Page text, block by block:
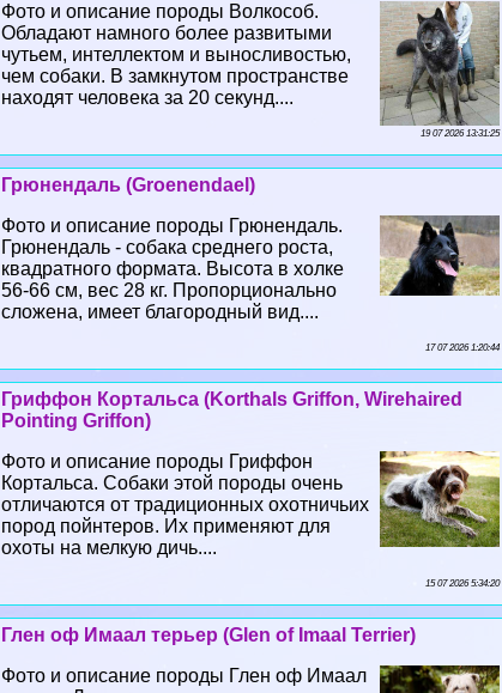
Фото и описание породы Волкособ.
Обладают намного более развитыми
чутьем, интеллектом и выносливостью,
чем собаки. В замкнутом прострaнcтве
находят человека за 20 секунд....
19 07 2026 13:31:25
Грюнендаль (Groenendael)
Фото и описание породы Грюнендаль.
Грюнендаль - собака среднего роста,
квадратного формата. Высота в холке
56-66 см, вес 28 кг. Пропорционально
сложена, имеет благородный вид....
17 07 2026 1:20:44
Гриффон Кортальса (Korthals Griffon, Wirehaired
Pointing Griffon)
Фото и описание породы Гриффон
Кортальса. Собаки этой породы очень
отличаются от традиционных охотничьих
пород пойнтеров. Их применяют для
охоты на мелкую дичь....
15 07 2026 5:34:20
Глен оф Имаал терьер (Glen of Imaal Terrier)
Фото и описание породы Глен оф Имаал